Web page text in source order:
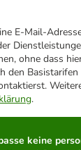
E-Mail-
ohne dass
den
.
keine